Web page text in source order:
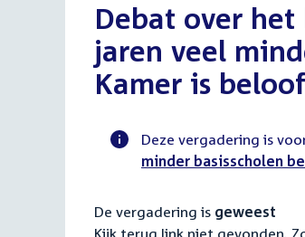
:Debat over
jaren veel
Kamer is
activiteit
Deze vergadering is
minder basisscholen
De vergadering is geweest
Kijk terug link niet gevonden.